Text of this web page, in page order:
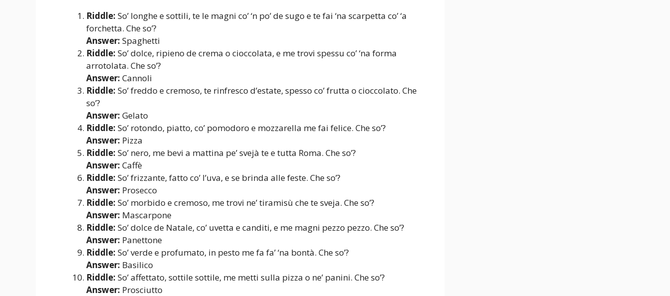
Riddle: So’ longhe e sottili, te le magni co’ ‘n po’ de sugo e te fai ‘na scarpetta co’ ‘a
forchetta. Che so’?
Answer: Spaghetti
Riddle: So’ dolce, ripieno de crema o cioccolata, e me trovi spessu co’ ‘na forma
arrotolata. Che so’?
Answer: Cannoli
Riddle: So’ freddo e cremoso, te rinfresco d’estate, spesso co’ frutta o cioccolato. Che
so’?
Answer: Gelato
Riddle: So’ rotondo, piatto, co’ pomodoro e mozzarella me fai felice. Che so’?
Answer: Pizza
Riddle: So’ nero, me bevi a mattina pe’ svejà te e tutta Roma. Che so’?
Answer: Caffè
Riddle: So’ frizzante, fatto co’ l’uva, e se brinda alle feste. Che so’?
Answer: Prosecco
Riddle: So’ morbido e cremoso, me trovi ne’ tiramisù che te sveja. Che so’?
Answer: Mascarpone
Riddle: So’ dolce de Natale, co’ uvetta e canditi, e me magni pezzo pezzo. Che so’?
Answer: Panettone
Riddle: So’ verde e profumato, in pesto me fa fa’ ‘na bontà. Che so’?
Answer: Basilico
Riddle: So’ affettato, sottile sottile, me metti sulla pizza o ne’ panini. Che so’?
Answer: Prosciutto